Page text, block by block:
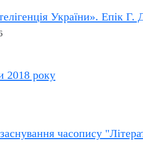
України». Епік Г.
2018 року
часопису